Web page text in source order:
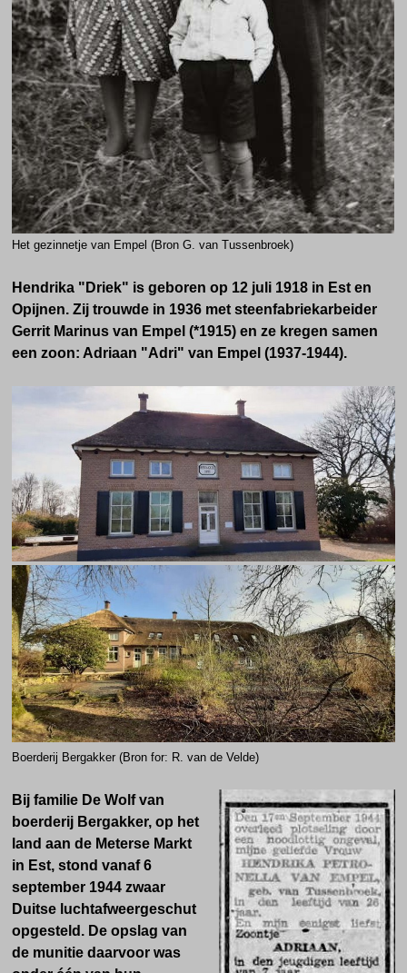
Het gezinnetje van Empel (Bron G. van Tussenbroek)
Hendrika "Driek" is geboren op 12 juli 1918 in Est en
Opijnen. Zij trouwde in 1936 met steenfabriekarbeider
Gerrit Marinus van Empel (*1915) en ze kregen samen
een zoon: Adriaan "Adri" van Empel (1937-1944).
Boerderij Bergakker (Bron for: R. van de Velde)
Bij familie De Wolf van
boerderij Bergakker, op het
land aan de Meterse Markt
in Est, stond vanaf 6
september 1944 zwaar
Duitse luchtafweergeschut
opgesteld. De opslag van
de munitie daarvoor was